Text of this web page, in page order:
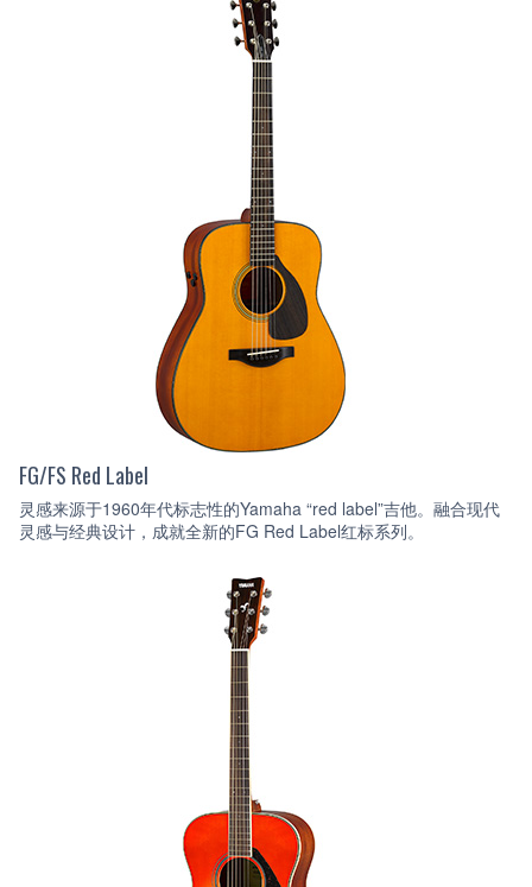
FG/FS Red Label
灵感来源于1960年代标志性的Yamaha “red label”吉他。融合现代
灵感与经典设计，成就全新的FG Red Label红标系列。